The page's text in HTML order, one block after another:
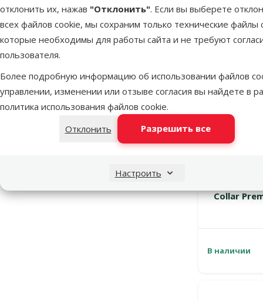
отклонить их, нажав "Отклонить". Если вы выберете
всех файлов cookie, мы сохраним только технические файлы
которые необходимы для работы сайта и не требуют
пользователя.
Более подробную информацию об использовании файлов
управлении, изменении или отзыве согласия вы найдете в
политика использования файлов cookie.
Отклонить
Разрешить все
Настроить
30cm 150cm
Mēneša lielā akcija 18
Ошейник
Collar
В наличии